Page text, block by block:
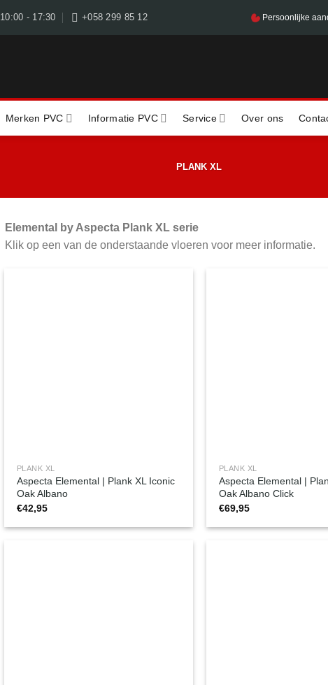
10:00 - 17:30 +058 299 85 12 Persoonlijke
Merken PVC Informatie PVC Service Over ons
PLANK XL
Elemental by Aspecta Plank XL serie
Klik op een van de onderstaande vloeren voor meer informatie.
PLANK XL
Aspecta Elemental | Plank XL Iconic
Oak Albano
€42,95
PLANK XL
Aspecta Elemental |
Oak Albano Click
€69,95